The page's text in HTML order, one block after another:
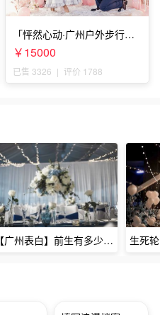
「怦然心动·广州户外步行街
求婚」
￥15000
已售 3326 | 评价 1788
【广州表白】前生有多少未尽的缘7张